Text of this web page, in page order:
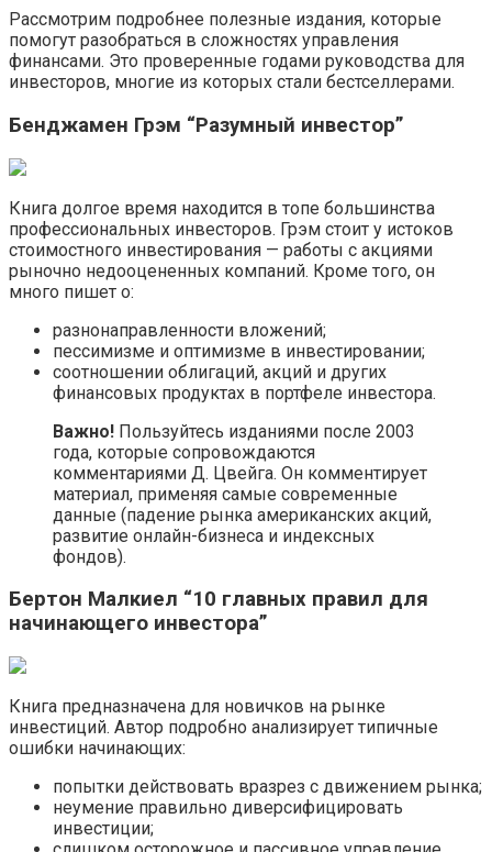
Рассмотрим подробнее полезные издания, которые
помогут разобраться в сложностях управления
финансами. Это проверенные годами руководства для
инвесторов, многие из которых стали бестселлерами.
Бенджамен Грэм “Разумный инвестор”
Книга долгое время находится в топе большинства
профессиональных инвесторов. Грэм стоит у истоков
стоимостного инвестирования — работы с акциями
рыночно недооцененных компаний. Кроме того, он
много пишет о:
разнонаправленности вложений;
пессимизме и оптимизме в инвестировании;
соотношении облигаций, акций и других
финансовых продуктах в портфеле инвестора.
Важно! Пользуйтесь изданиями после 2003
года, которые сопровождаются
комментариями Д. Цвейга. Он комментирует
материал, применяя самые современные
данные (падение рынка американских акций,
развитие онлайн-бизнеса и индексных
фондов).
Бертон Малкиел “10 главных правил для
начинающего инвестора”
Книга предназначена для новичков на рынке
инвестиций. Автор подробно анализирует типичные
ошибки начинающих:
попытки действовать вразрез с движением рынка;
неумение правильно диверсифицировать
инвестиции;